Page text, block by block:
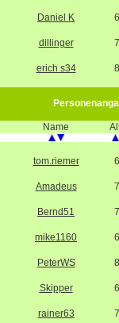
Daniel K
dillinger
erich s34
Name
tom.riemer
Amadeus
Bernd51
mike1160
PeterWS
Skipper
rainer63